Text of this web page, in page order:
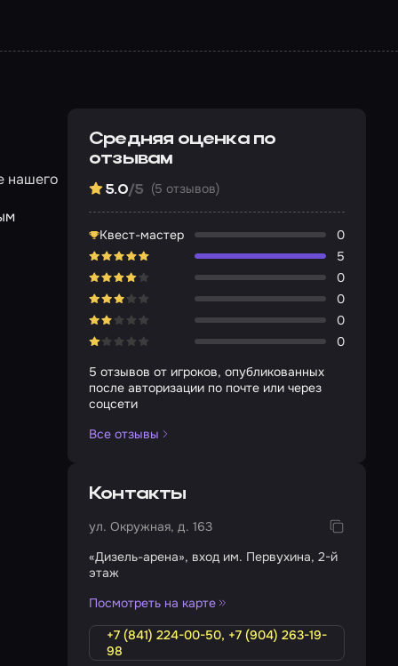
нашего
Средняя оценка по
отзывам
5.0/5 (5 отзывов)
Квест-мастер
0
5
0
0
0
0
5 отзывов от игроков, опубликованных
после авторизации по почте или через
соцсети
Все отзывы
Контакты
ул. Окружная, д. 163
«Дизель-арена», вход им. Первухина, 2-й
этаж
Посмотреть на карте
+7 (841) 224-00-50, +7 (904) 263-19-
98